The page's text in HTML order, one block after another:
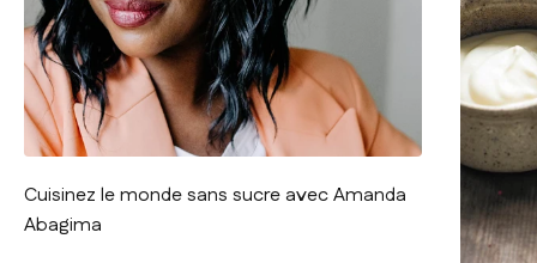
Cuisinez le monde sans sucre avec Amanda
Abagima